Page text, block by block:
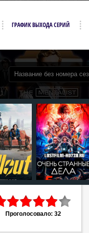
ГРАФИК ВЫХОДА СЕРИЙ
Проголосовало: 32